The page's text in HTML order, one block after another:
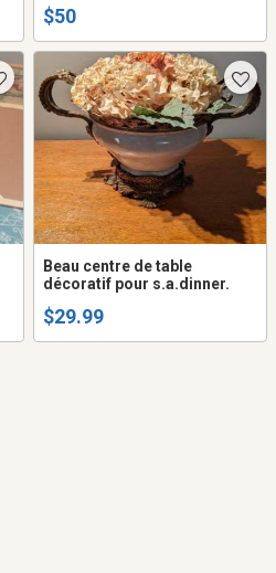
$50
Beau centre de table
décoratif pour s.a.dinner.
$29.99